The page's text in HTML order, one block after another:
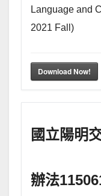
Language and
2021 Fall)
Download Now!
國立陽明
辦法